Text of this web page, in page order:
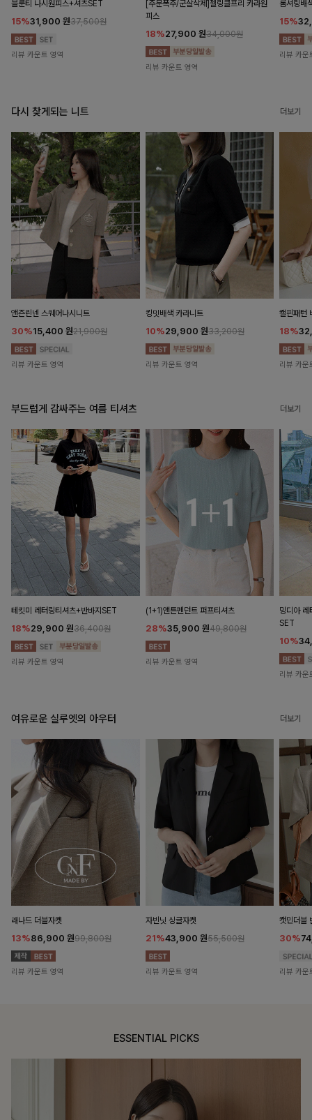
블룬티 나시원피스+셔츠SET
15%31,900 원37,500원
리뷰 카운트 영역
[주문폭주/군살삭제]젤링클프리 카라원
피스
18%27,900 원34,000원
리뷰 카운트 영역
롬셔링배
15%
리뷰 카운
다시 찾게되는 니트 더보기
앤즌린넨 스퀘어나시니트
30%15,400 원21,900원
리뷰 카운트 영역
킹밋배색 카라니트
10%29,900 원33,200원
리뷰 카운트 영역
캘핀패턴
18%
리뷰 카운
부드럽게 감싸주는 여름 티셔츠 더보기
테킷미 레터링티셔츠+반바지SET
18%29,900 원36,400원
리뷰 카운트 영역
(1+1)앤튼펜던트 퍼프티셔츠
28%35,900 원49,800원
리뷰 카운트 영역
밍디아 레
SET
10%
리뷰 카운
여유로운 실루엣의 아우터 더보기
래나드 더블자켓
13%86,900 원99,800원
리뷰 카운트 영역
자빈닛 싱글자켓
21%43,900 원55,500원
리뷰 카운트 영역
캣민더블
30%
리뷰 카운
ESSENTIAL PICKS